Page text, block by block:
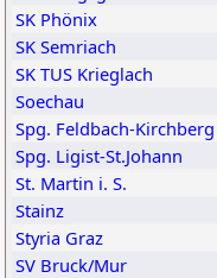
SK Phönix
SK Semriach
SK TUS Krieglach
Soechau
Spg. Feldbach-Kirchberg
Spg. Ligist-St.Johann
St. Martin i. S.
Stainz
Styria Graz
SV Bruck/Mur